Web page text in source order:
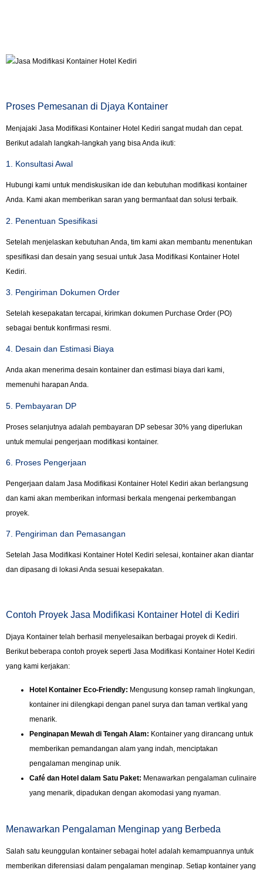
Proses Pemesanan di Djaya Kontainer
Menjajaki Jasa Modifikasi Kontainer Hotel Kediri sangat mudah dan cepat.
Berikut adalah langkah-langkah yang bisa Anda ikuti:
1. Konsultasi Awal
Hubungi kami untuk mendiskusikan ide dan kebutuhan modifikasi kontainer
Anda. Kami akan memberikan saran yang bermanfaat dan solusi terbaik.
2. Penentuan Spesifikasi
Setelah menjelaskan kebutuhan Anda, tim kami akan membantu menentukan
spesifikasi dan desain yang sesuai untuk Jasa Modifikasi Kontainer Hotel
Kediri.
3. Pengiriman Dokumen Order
Setelah kesepakatan tercapai, kirimkan dokumen Purchase Order (PO)
sebagai bentuk konfirmasi resmi.
4. Desain dan Estimasi Biaya
Anda akan menerima desain kontainer dan estimasi biaya dari kami,
memenuhi harapan Anda.
5. Pembayaran DP
Proses selanjutnya adalah pembayaran DP sebesar 30% yang diperlukan
untuk memulai pengerjaan modifikasi kontainer.
6. Proses Pengerjaan
Pengerjaan dalam Jasa Modifikasi Kontainer Hotel Kediri akan berlangsung
dan kami akan memberikan informasi berkala mengenai perkembangan
proyek.
7. Pengiriman dan Pemasangan
Setelah Jasa Modifikasi Kontainer Hotel Kediri selesai, kontainer akan diantar
dan dipasang di lokasi Anda sesuai kesepakatan.
Contoh Proyek Jasa Modifikasi Kontainer Hotel di Kediri
Djaya Kontainer telah berhasil menyelesaikan berbagai proyek di Kediri.
Berikut beberapa contoh proyek seperti Jasa Modifikasi Kontainer Hotel Kediri
yang kami kerjakan:
Hotel Kontainer Eco-Friendly: Mengusung konsep ramah lingkungan,
kontainer ini dilengkapi dengan panel surya dan taman vertikal yang
menarik.
Penginapan Mewah di Tengah Alam: Kontainer yang dirancang untuk
memberikan pemandangan alam yang indah, menciptakan
pengalaman menginap unik.
Café dan Hotel dalam Satu Paket: Menawarkan pengalaman culinaire
yang menarik, dipadukan dengan akomodasi yang nyaman.
Menawarkan Pengalaman Menginap yang Berbeda
Salah satu keunggulan kontainer sebagai hotel adalah kemampuannya untuk
memberikan diferensiasi dalam pengalaman menginap. Setiap kontainer yang